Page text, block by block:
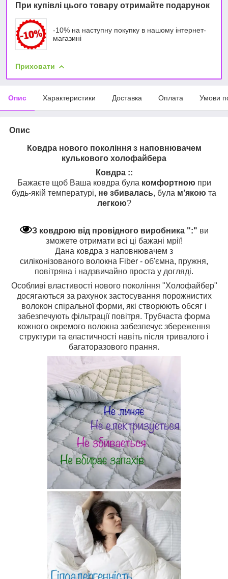
При купівлі цього товару отримайте подарунок
-10% на наступну покупку в нашому інтернет-
магазині
Приховати
Опис Характеристики Доставка Оплата Умови
Опис
Ковдра нового покоління з наповнювачем
кулькового холофайбера
Ковдра ::
Бажаєте щоб Ваша ковдра була комфортною при
будь-якій температурі, не збивалась, була м’якою та
легкою?
З ковдрою від провідного виробника ":" ви
зможете отримати всі ці бажані мрії!
Дана ковдра з наповнювачем з
силіконізованого волокна Fiber - об'ємна, пружня,
повітряна і надзвичайно проста у догляді.
Особливі властивості нового покоління "Холофайбер"
досягаються за рахунок застосування порожнистих
волокон спіральної форми, які створюють обсяг і
забезпечують фільтрації повітря. Трубчаста форма
кожного окремого волокна забезпечує збереження
структури та еластичності навіть після тривалого і
багаторазового прання.